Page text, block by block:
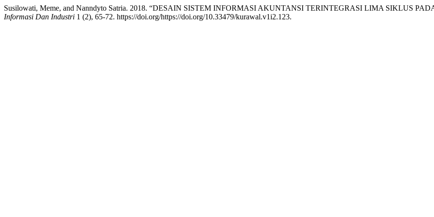
Susilowati, Meme, and Nanndyto Satria. 2018. “DESAIN SISTEM INFORMASI AKUNTANSI TERINTEGRASI LIMA SIKLUS
Informasi Dan Industri 1 (2), 65-72. https://doi.org/https://doi.org/10.33479/kurawal.v1i2.123.